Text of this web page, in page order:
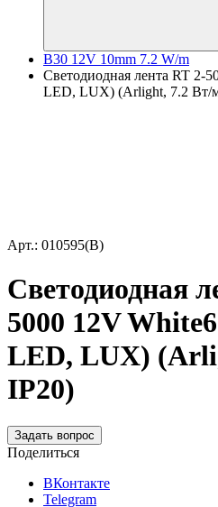
B30 12V 10mm 7.2 W/m
Светодиодная лента RT 2-
LED, LUX) (Arlight, 7.2 Вт/
Арт.: 010595(B)
Светодиодная
5000 12V
LED, LUX)
IP20)
Задать вопрос
Поделиться
ВКонтакте
Telegram